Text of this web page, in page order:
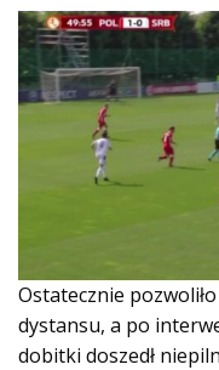
Ostatecznie
dystansu, a po
dobitki doszedł